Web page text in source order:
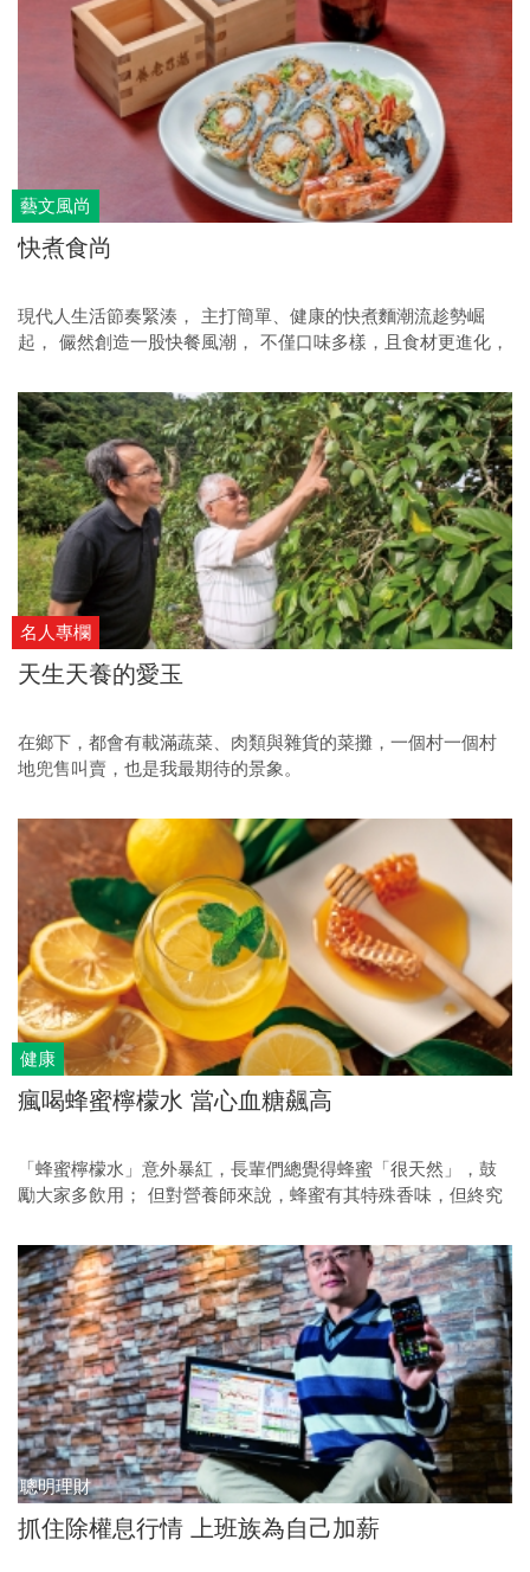
藝文風尚
快煮食尚
現代人生活節奏緊湊， 主打簡單、健康的快煮麵潮流趁勢崛
起， 儼然創造一股快餐風潮， 不僅口味多樣，且食材更進化，
名人專欄
天生天養的愛玉
在鄉下，都會有載滿蔬菜、肉類與雜貨的菜攤，一個村一個村
地兜售叫賣，也是我最期待的景象。
健康
瘋喝蜂蜜檸檬水 當心血糖飆高
「蜂蜜檸檬水」意外暴紅，長輩們總覺得蜂蜜「很天然」，鼓
勵大家多飲用； 但對營養師來說，蜂蜜有其特殊香味，但終究
聰明理財
抓住除權息行情 上班族為自己加薪